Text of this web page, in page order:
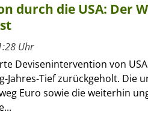
durch die USA: Der
Uhr
Devisenintervention von
Jahres-Tief zurückgeholt. Die
Euro sowie die weiterhin